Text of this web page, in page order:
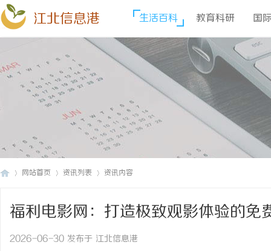
江北信息港 生活百科 教育科研 国
网站首页 资讯列表 资讯内容
福利电影网：打造极致观影体验的免
2026-06-30 发布于 江北信息港